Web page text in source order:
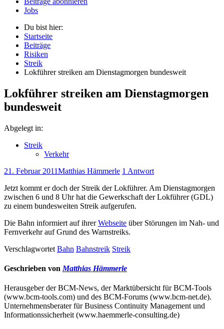
Jobs
Du bist hier:
Startseite
Beiträge
Risiken
Streik
Lokführer streiken am Dienstagmorgen bundesweit
Lokführer streiken am Dienstagmorgen
bundesweit
Abgelegt in:
Streik
Verkehr
21. Februar 2011Matthias Hämmerle 1 Antwort
Jetzt kommt er doch der Streik der Lokführer. Am Dienstagmorgen
zwischen 6 und 8 Uhr hat die Gewerkschaft der Lokführer (GDL)
zu einem bundesweiten Streik aufgerufen.
Die Bahn informiert auf ihrerWebseite über Störungen im Nah- und
Fernverkehr auf Grund des Warnstreiks.
Verschlagwortet Bahn Bahnstreik Streik
Geschrieben von Matthias Hämmerle
Herausgeber der BCM-News, der Marktübersicht für BCM-Tools
(www.bcm-tools.com) und des BCM-Forums (www.bcm-net.de).
Unternehmensberater für Business Continuity Management und
Informationssicherheit (www.haemmerle-consulting.de)